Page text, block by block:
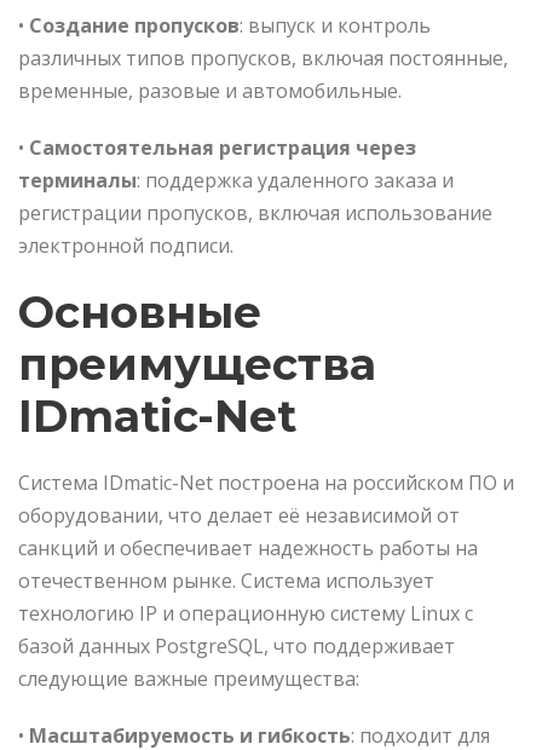
• Создание пропусков: выпуск и контроль
различных типов пропусков, включая постоянные,
временные, разовые и автомобильные.
• Самостоятельная регистрация через
терминалы: поддержка удаленного заказа и
регистрации пропусков, включая использование
электронной подписи.
Основные
преимущества
IDmatic-Net
Система IDmatic-Net построена на российском ПО и
оборудовании, что делает её независимой от
санкций и обеспечивает надежность работы на
отечественном рынке. Система использует
технологию IP и операционную систему Linux с
базой данных PostgreSQL, что поддерживает
следующие важные преимущества:
• Масштабируемость и гибкость: подходит для